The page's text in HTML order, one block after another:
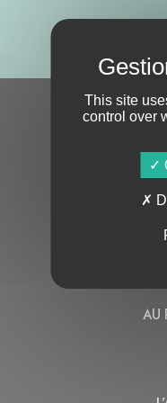
AU
This site
control over